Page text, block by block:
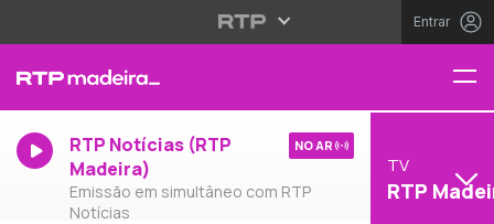
Entrar
RTP Notícias (RTP
Madeira)
Emissão em simultâneo com RTP
Notícias
NO AR
TV
RTP